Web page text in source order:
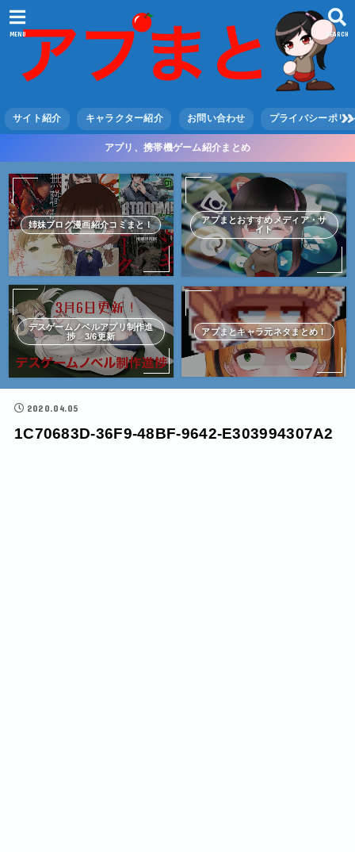
SEARCH
MENU
サイト紹介 キャラクター紹介 お問い合わせ プライバシーポリ
アプリ、携帯機ゲーム紹介まとめ
姉妹ブログ漫画紹介コミまと！
アプまとおすすめメディア・サ
イト
デスゲームノベルアプリ制作進
捗 3/6更新
アプまとキャラ元ネタまとめ！
2020.04.05
1C70683D-36F9-48BF-9642-E303994307A2